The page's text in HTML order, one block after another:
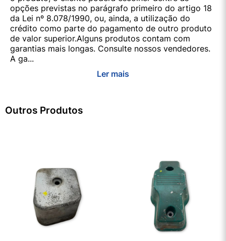
opções previstas no parágrafo primeiro do artigo 18
da Lei nº 8.078/1990, ou, ainda, a utilização do
crédito como parte do pagamento de outro produto
de valor superior.Alguns produtos contam com
garantias mais longas. Consulte nossos vendedores.
A ga...
Ler mais
Outros Produtos